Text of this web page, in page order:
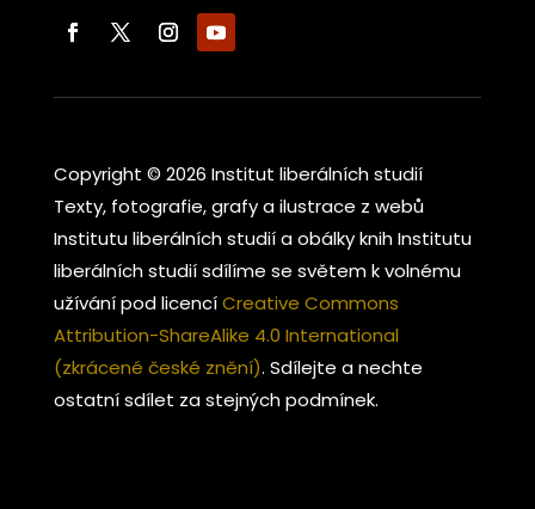
Copyright © 2026 Institut liberálních studií
Texty, fotografie, grafy a ilustrace z webů
Institutu liberálních studií a obálky knih Institutu
liberálních studií sdílíme se světem k volnému
užívání pod licencíCreative Commons
Attribution-ShareAlike 4.0 International
(zkrácené české znění). Sdílejte a nechte
ostatní sdílet za stejných podmínek.